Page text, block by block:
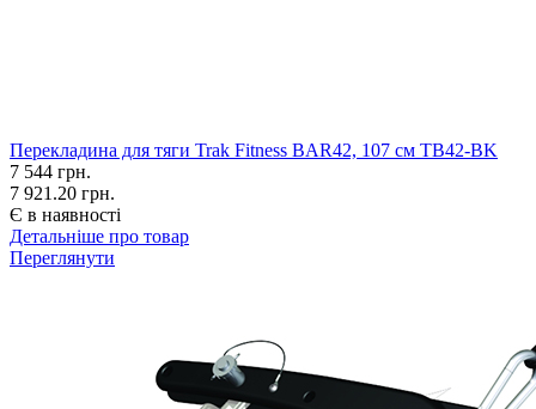
Перекладина для тяги Trak Fitness BAR42, 107 см TB42-BK
7 544 грн.
7 921.20 грн.
Є в наявності
Детальніше про товар
Переглянути